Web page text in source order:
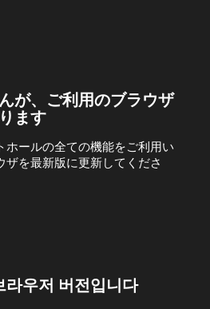
が、ご利用のブラウザ
ます
ホールの全ての機能をご利用い
ザを最新版に更新してくださ
라우저 버전입니다